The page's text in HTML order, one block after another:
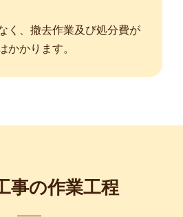
く、撤去作業及び処分費が
かかります。
事の作業工程